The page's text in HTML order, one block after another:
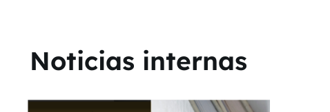
Noticias internas